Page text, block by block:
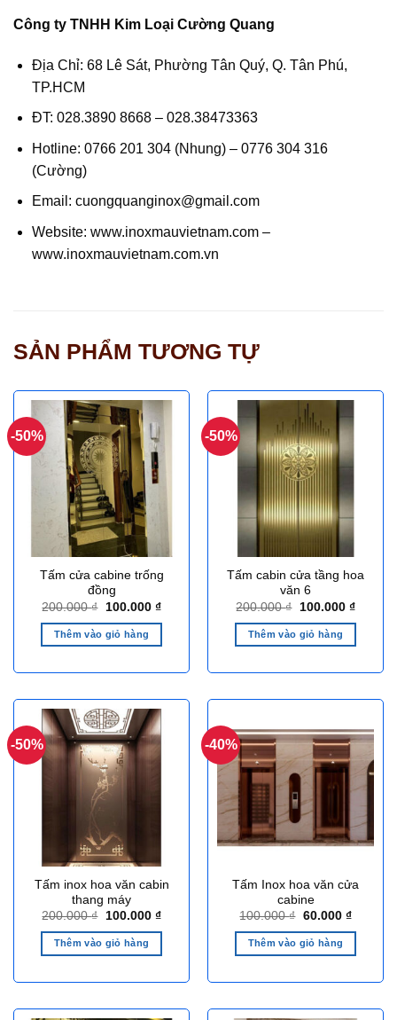
Công ty TNHH Kim Loại Cường Quang
Địa Chỉ: 68 Lê Sát, Phường Tân Quý, Q. Tân Phú,
TP.HCM
ĐT: 028.3890 8668 – 028.38473363
Hotline: 0766 201 304 (Nhung) – 0776 304 316
(Cường)
Email: cuongquanginox@gmail.com
Website: www.inoxmauvietnam.com–
www.inoxmauvietnam.com.vn
SẢN PHẨM TƯƠNG TỰ
-50%
Tấm cửa cabine trống
đồng
200.000₫
Giá
là:
200.000 ₫.
100.000 ₫Giá
Thêm vào giỏ hàng
-50%
Tấm cabin cửa tầng hoa
văn 6
200.000₫
Giá
là:
200.000 ₫.
100.000 ₫Giá
Thêm vào giỏ hàng
-50%
Tấm inox hoa văn cabin
thang máy
200.000₫
Giá
là:
200.000 ₫.
100.000 ₫Giá
Thêm vào giỏ hàng
-40%
Tấm Inox hoa văn cửa
cabine
100.000₫ Giá
là:
100.000 ₫.
60.000 ₫Giá
Thêm vào giỏ hàng